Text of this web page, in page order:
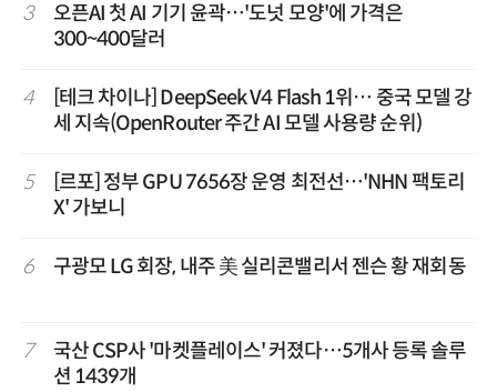
3
오픈AI 첫 AI 기기 윤곽…'도넛 모양'에 가격은
300~400달러
4
[테크 차이나] DeepSeek V4 Flash 1위… 중국 모델 강
세 지속(OpenRouter 주간 AI 모델 사용량 순위)
5
[르포] 정부 GPU 7656장 운영 최전선…'NHN 팩토리
X' 가보니
6 구광모 LG 회장, 내주 美 실리콘밸리서 젠슨 황 재회동
7
국산 CSP사 '마켓플레이스' 커졌다…5개사 등록 솔루
션 1439개